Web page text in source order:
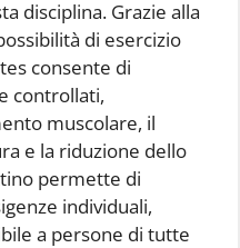
disciplina. Grazie alla
di esercizio
consente di
controllati,
muscolare, il
e la riduzione dello
permette di
individuali,
a persone di tutte